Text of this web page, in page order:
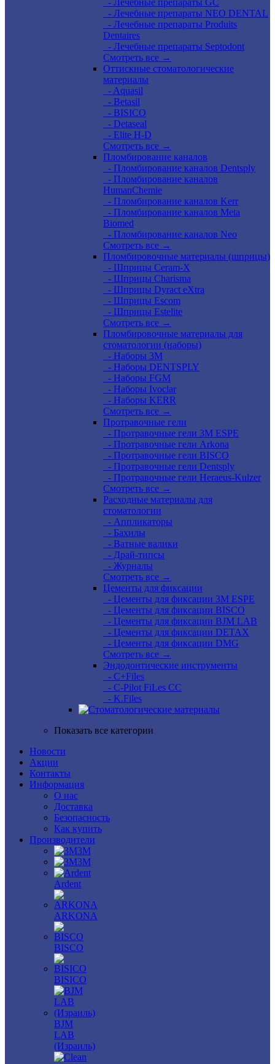
- Лечебные препараты GC
- Лечебные препараты NEO DENTAL
- Лечебные препараты Produits
Dentaires
- Лечебные препараты Septodont
Смотреть все →
Оттискные стоматологические
материалы
- Aquasil
- Betasil
- BISICO
- Detaseal
- Elite H-D
Смотреть все →
Пломбирование каналов
- Пломбирование каналов Dentsply
- Пломбирование каналов
HumanChemie
- Пломбирование каналов Kerr
- Пломбирование каналов Meta
Biomed
- Пломбирование каналов Neo
Смотреть все →
Пломбировочные материалы (шприцы)
- Шприцы Ceram-X
- Шприцы Charisma
- Шприцы Dyract eXtra
- Шприцы Escom
- Шприцы Estelite
Смотреть все →
Пломбировочные материалы для
стоматологии (наборы)
- Наборы 3М
- Наборы DENTSPLY
- Наборы FGM
- Наборы Ivoclar
- Наборы KERR
Смотреть все →
Протравочные гели
- Протравочные гели 3М ESPE
- Протравочные гели Arkona
- Протравочные гели BISCO
- Протравочные гели Dentsply
- Протравочные гели Heraeus-Kulzer
Смотреть все →
Расходные материалы для
стоматологии
- Аппликаторы
- Бахилы
- Ватные валики
- Драй-типсы
- Журналы
Смотреть все →
Цементы для фиксации
- Цементы для фиксации 3M ESPE
- Цементы для фиксации BISCO
- Цементы для фиксации BJM LAB
- Цементы для фиксации DETAX
- Цементы для фиксации DMG
Смотреть все →
Эндодонтические инструменты
- C+Files
- C-Pilot FiLes CC
- K.Files
Показать все категории
Новости
Акции
Контакты
Информация
О нас
Доставка
Безопасность
Как купить
Производители
3M
3М
Ardent
ARKONA
BISCO
BISICO
BJM
LAB
(Израиль)